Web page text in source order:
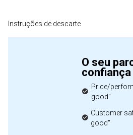
Instruções de descarte
O seu
confiança
Price/
good"
Customer
good"